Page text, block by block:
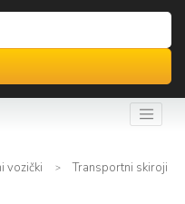
vozički
Transportni skiroji